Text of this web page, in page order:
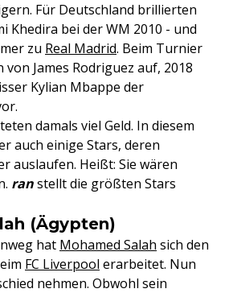
Für Deutschland brillierten
Khedira bei der WM 2010 - und
zu Real Madrid. Beim Turnier
James Rodriguez auf, 2018
Kylian Mbappe der
damals viel Geld. In diesem
auch einige Stars, deren
auslaufen. Heißt: Sie wären
ranstellt die größten Stars
(Ägypten)
hat Mohamed Salah sich den
FC Liverpool erarbeitet. Nun
nehmen. Obwohl sein